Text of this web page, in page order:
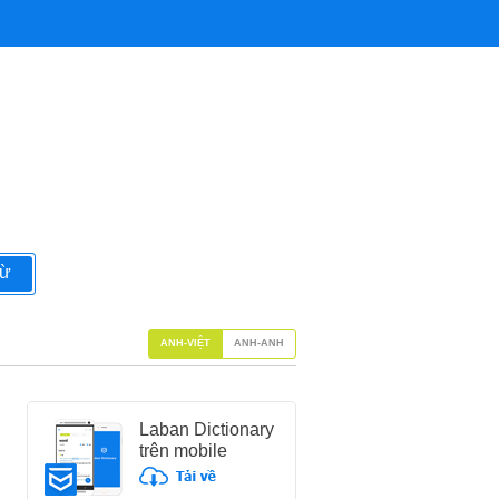
Laban Dictionary
trên mobile
ANH-VIỆT ANH-ANH